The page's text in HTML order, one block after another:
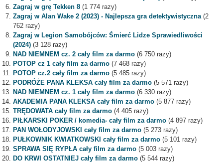
Zagraj w grę Tekken 8 (1 774 razy)
Zagraj w Alan Wake 2 (2023) - Najlepsza gra detektywistyczna(2
762 razy)
Zagraj w Legion Samobójców: Śmierć Lidze Sprawiedliwości
(2024) (3 128 razy)
NAD NIEMNEM cz. 2 cały film za darmo (6 750 razy)
POTOP cz 1 cały film za darmo (7 468 razy)
POTOP cz.2 cały film za darmo (5 485 razy)
PODRÓŻE PANA KLEKSA cały film za darmo (5 571 razy)
NAD NIEMNEM cz. 1 cały film za darmo (6 330 razy)
AKADEMIA PANA KLEKSA cały film za darmo (5 877 razy)
TRĘDOWATA cały film za darmo (4 405 razy)
PIŁKARSKI POKER / komedia- cały film za darmo (4 897 razy)
PAN WOŁODYJOWSKI cały film za darmo (5 273 razy)
PUŁKOWNIK KWIATKOWSKI cały film za darmo (5 101 razy)
SPRAWA SIĘ RYPŁA cały film za darmo (5 003 razy)
DO KRWI OSTATNIEJ cały film za darmo (5 544 razy)